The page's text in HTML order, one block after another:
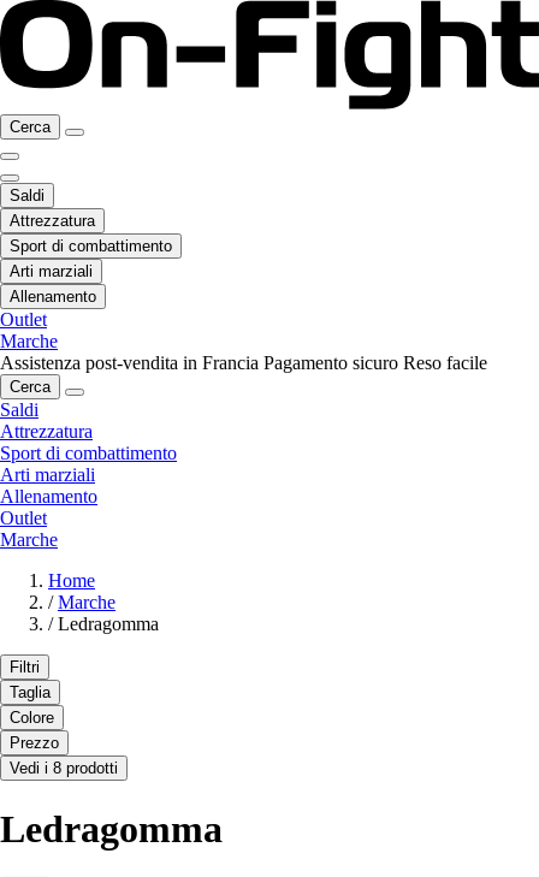
Cerca
Saldi
Attrezzatura
Sport di combattimento
Arti marziali
Allenamento
Outlet
Marche
Assistenza post-vendita in Francia Pagamento sicuro Reso facile
Cerca
Saldi
Attrezzatura
Sport di combattimento
Arti marziali
Allenamento
Outlet
Marche
Home
/ Marche
/ Ledragomma
Filtri
Taglia
Colore
Prezzo
Vedi i 8 prodotti
Ledragomma